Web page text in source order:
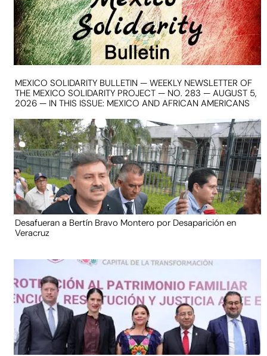
MEXICO SOLIDARITY BULLETIN — WEEKLY NEWSLETTER OF
THE MEXICO SOLIDARITY PROJECT — NO. 283 — AUGUST 5,
2026 — IN THIS ISSUE: MEXICO AND AFRICAN AMERICANS
Desafueran a Bertín Bravo Montero por Desaparición en
Veracruz